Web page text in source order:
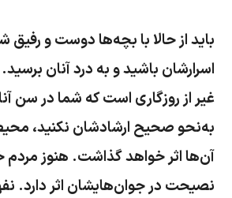
باید از حالا با بچه‌ها دوست و رفیق
اسرارشان باشید و به درد آنان
غیر از روزگارى است که شما در سن
به‌نحو صحیح ارشادشان نکنید،
آن‌ها اثر خواهد گذاشت. هنوز مردم
نصیحت در جوان‌هایشان اثر دارد.